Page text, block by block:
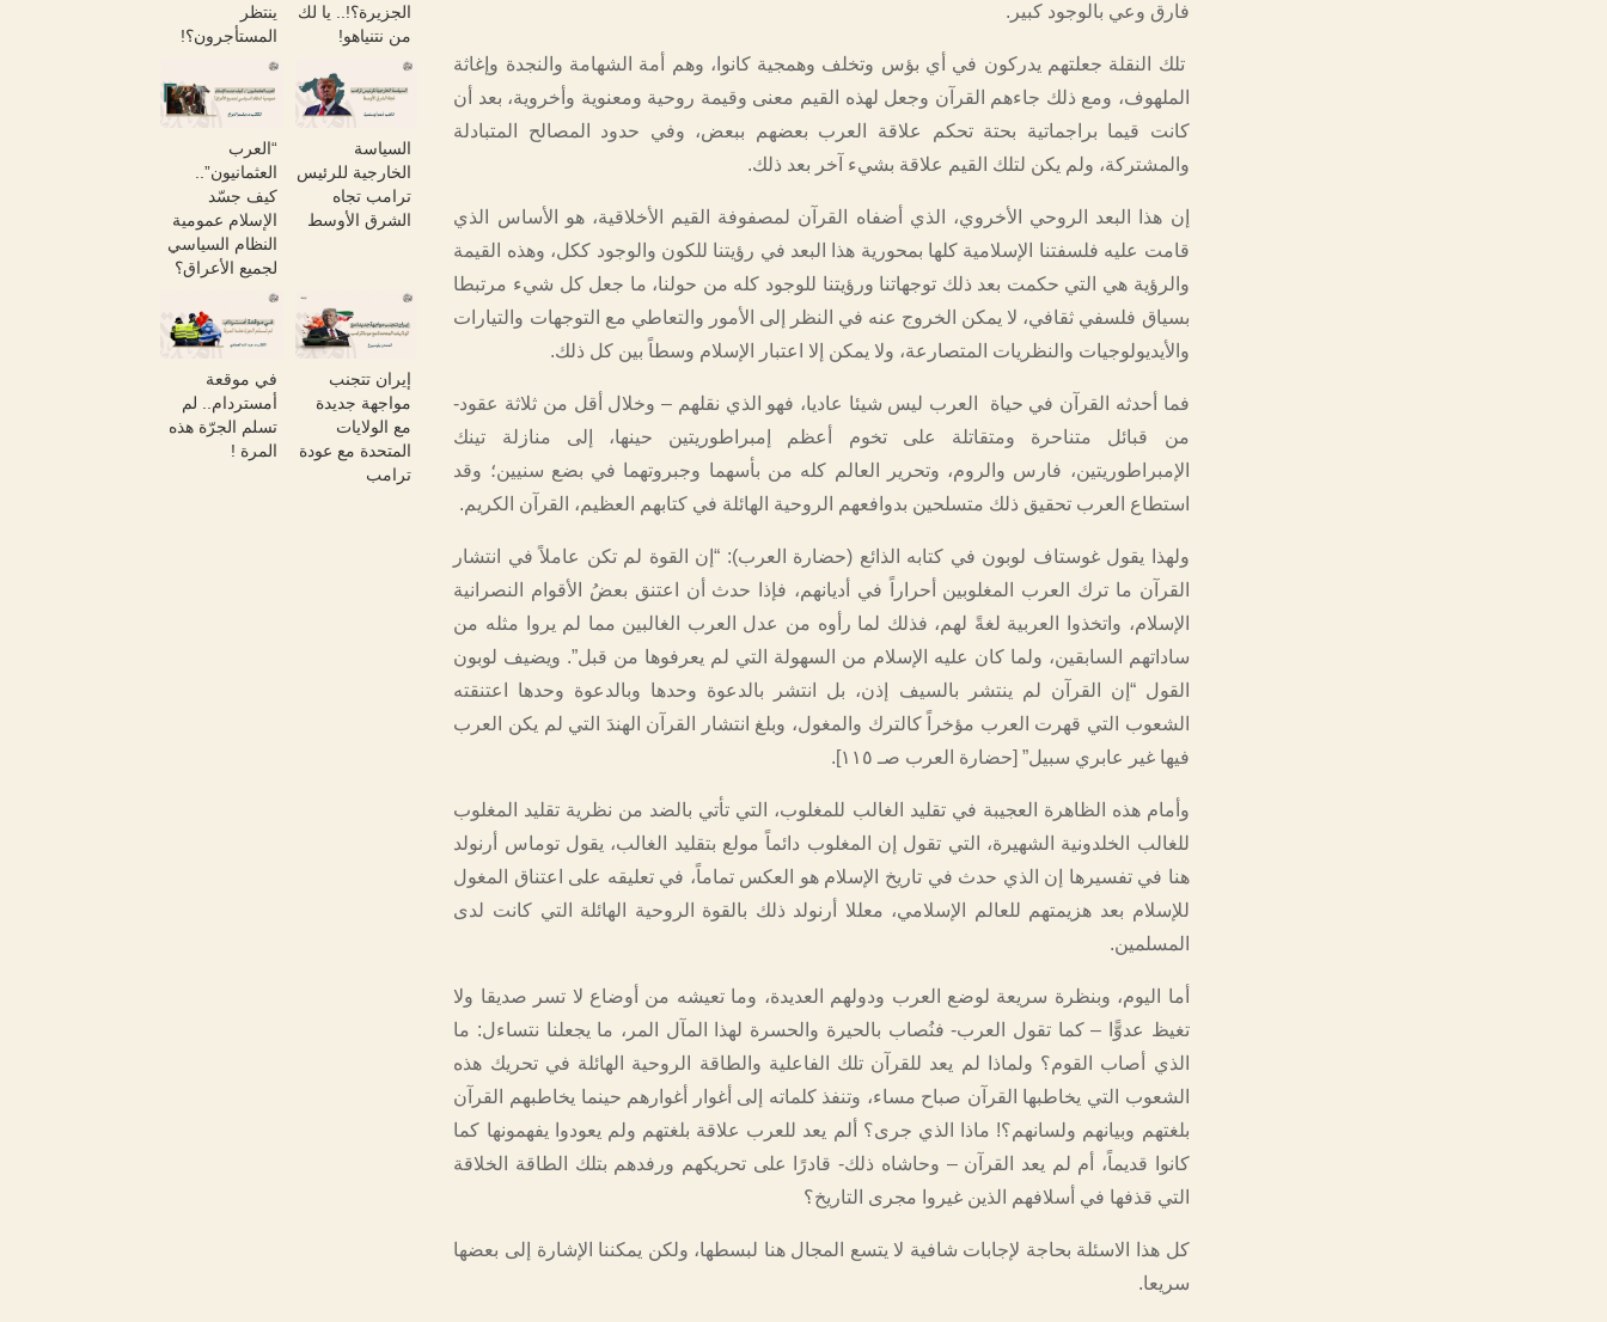
الجزيرة؟!.. يا لك
من نتنياهو!
ينتظر
المستأجرون؟!
السياسة
الخارجية للرئيس
ترامب تجاه
الشرق الأوسط
“العرب
العثمانيون”..
كيف جسّد
الإسلام عمومية
النظام السياسي
لجميع الأعراق؟
إيران تتجنب
مواجهة جديدة
مع الولايات
المتحدة مع عودة
ترامب
في موقعة
أمستردام.. لم
تسلم الجرّة هذه
المرة !
فارق وعي بالوجود كبير.
تلك النقلة جعلتهم يدركون في أي بؤس وتخلف وهمجية كانوا، وهم أمة الشهامة والنجدة وإغاثة
الملهوف، ومع ذلك جاءهم القرآن وجعل لهذه القيم معنى وقيمة روحية ومعنوية وأخروية، بعد أن
كانت قيما براجماتية بحتة تحكم علاقة العرب بعضهم ببعض، وفي حدود المصالح المتبادلة
والمشتركة، ولم يكن لتلك القيم علاقة بشيء آخر بعد ذلك.
إن هذا البعد الروحي الأخروي، الذي أضفاه القرآن لمصفوفة القيم الأخلاقية، هو الأساس الذي
قامت عليه فلسفتنا الإسلامية كلها بمحورية هذا البعد في رؤيتنا للكون والوجود ككل، وهذه القيمة
والرؤية هي التي حكمت بعد ذلك توجهاتنا ورؤيتنا للوجود كله من حولنا، ما جعل كل شيء مرتبطا
بسياق فلسفي ثقافي، لا يمكن الخروج عنه في النظر إلى الأمور والتعاطي مع التوجهات والتيارات
والأيديولوجيات والنظريات المتصارعة، ولا يمكن إلا اعتبار الإسلام وسطاً بين كل ذلك.
فما أحدثه القرآن في حياة العرب ليس شيئا عاديا، فهو الذي نقلهم – وخلال أقل من ثلاثة عقود-
من قبائل متناحرة ومتقاتلة على تخوم أعظم إمبراطوريتين حينها، إلى منازلة تينك
الإمبراطوريتين، فارس والروم، وتحرير العالم كله من بأسهما وجبروتهما في بضع سنيين؛ وقد
استطاع العرب تحقيق ذلك متسلحين بدوافعهم الروحية الهائلة في كتابهم العظيم، القرآن الكريم.
ولهذا يقول غوستاف لوبون في كتابه الذائع (حضارة العرب): “إن القوة لم تكن عاملاً في انتشار
القرآن ما ترك العرب المغلوبين أحراراً في أديانهم، فإذا حدث أن اعتنق بعضُ الأقوام النصرانية
الإسلام، واتخذوا العربية لغةً لهم، فذلك لما رأوه من عدل العرب الغالبين مما لم يروا مثله من
ساداتهم السابقين، ولما كان عليه الإسلام من السهولة التي لم يعرفوها من قبل”. ويضيف لوبون
القول “إن القرآن لم ينتشر بالسيف إذن، بل انتشر بالدعوة وحدها وبالدعوة وحدها اعتنقته
الشعوب التي قهرت العرب مؤخراً كالترك والمغول، وبلغ انتشار القرآن الهندَ التي لم يكن العرب
فيها غير عابري سبيل” [حضارة العرب صـ ١١٥].
وأمام هذه الظاهرة العجيبة في تقليد الغالب للمغلوب، التي تأتي بالضد من نظرية تقليد المغلوب
للغالب الخلدونية الشهيرة، التي تقول إن المغلوب دائماً مولع بتقليد الغالب، يقول توماس أرنولد
هنا في تفسيرها إن الذي حدث في تاريخ الإسلام هو العكس تماماً، في تعليقه على اعتناق المغول
للإسلام بعد هزيمتهم للعالم الإسلامي، معللا أرنولد ذلك بالقوة الروحية الهائلة التي كانت لدى
المسلمين.
أما اليوم، وبنظرة سريعة لوضع العرب ودولهم العديدة، وما تعيشه من أوضاع لا تسر صديقا ولا
تغيظ عدوًّا – كما تقول العرب- فنُصاب بالحيرة والحسرة لهذا المآل المر، ما يجعلنا نتساءل: ما
الذي أصاب القوم؟ ولماذا لم يعد للقرآن تلك الفاعلية والطاقة الروحية الهائلة في تحريك هذه
الشعوب التي يخاطبها القرآن صباح مساء، وتنفذ كلماته إلى أغوار أغوارهم حينما يخاطبهم القرآن
بلغتهم وبيانهم ولسانهم؟! ماذا الذي جرى؟ ألم يعد للعرب علاقة بلغتهم ولم يعودوا يفهمونها كما
كانوا قديماً، أم لم يعد القرآن – وحاشاه ذلك- قادرًا على تحريكهم ورفدهم بتلك الطاقة الخلاقة
التي قذفها في أسلافهم الذين غيروا مجرى التاريخ؟
كل هذا الاسئلة بحاجة لإجابات شافية لا يتسع المجال هنا لبسطها، ولكن يمكننا الإشارة إلى بعضها
سريعا.